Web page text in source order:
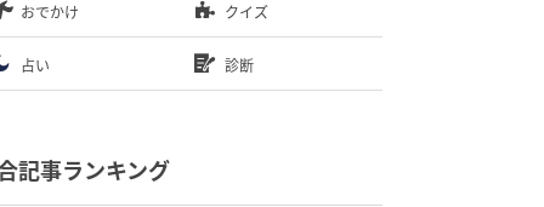
おでかけ クイズ
占い 診断
記事ランキング